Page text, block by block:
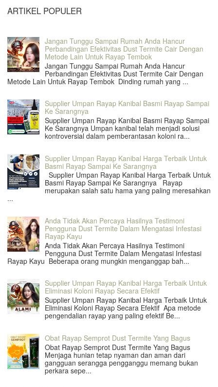
ARTIKEL POPULER
Jangan Tunggu Sampai Rumah Anda Hancur
Perbandingan Efektivitas Dust Termite Cair Dengan
Metode Lain Untuk Rayap Tembok
Jangan Tunggu Sampai Rumah Anda Hancur
Perbandingan Efektivitas Dust Termite Cair Dengan
Metode Lain Untuk Rayap Tembok Dinding rumah yang ...
Supplier Umpan Rayap Kanibal Basmi Rayap Sampai
Ke Sarangnya
Supplier Umpan Rayap Kanibal Basmi Rayap Sampai
Ke Sarangnya Umpan kanibal telah menjadi solusi
kontroversial dalam pemberantasan koloni ra...
Supplier Umpan Rayap Kanibal Harga Terbaik Untuk
Basmi Rayap Sampai Ke Sarangnya
Supplier Umpan Rayap Kanibal Harga Terbaik Untuk
Basmi Rayap Sampai Ke Sarangnya Rayap
merupakan salah satu hama yang paling meresahkan
...
Anda Tidak Akan Percaya Hasilnya Testimoni
Pengguna Dust Termite Dalam Mengatasi Infestasi
Rayap Kayu
Anda Tidak Akan Percaya Hasilnya Testimoni
Pengguna Dust Termite Dalam Mengatasi Infestasi
Rayap Kayu Beberapa orang mungkin menganggap bah...
Supplier Umpan Rayap Kanibal Harga Terbaik Untuk
Eliminasi Koloni Rayap Secara Efektif
Supplier Umpan Rayap Kanibal Harga Terbaik Untuk
Eliminasi Koloni Rayap Secara Efektif Apa metode
pengendalian rayap yang paling efektif Be...
Obat Rayap Semprot Dust Termite Yang Bagus
Obat Rayap Semprot Dust Termite Yang Bagus
Menjaga hunian tetap nyaman dan aman dari
gangguan serangga pengganggu memang bukan
perkara sepe...